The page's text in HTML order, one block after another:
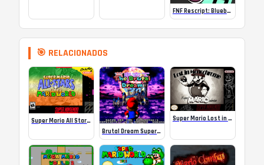
FNF Rescript: Blueballed
🎯 RELACIONADOS
Super Mario All Stars + Super Mario World ( USA)
Brutal Dream Super Mario World (夢鬼畜王マリオ)
Super Mario Lost in Monochrome